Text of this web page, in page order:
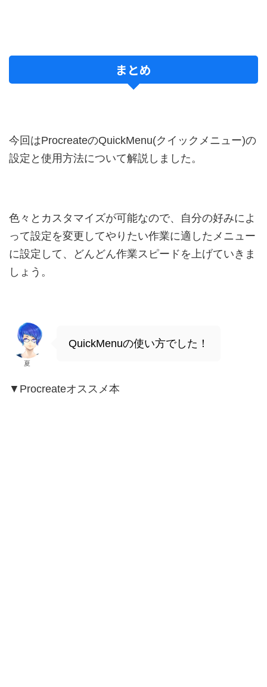
まとめ
今回はProcreateのQuickMenu(クイックメニュー)の
設定と使用方法について解説しました。
色々とカスタマイズが可能なので、自分の好みによ
って設定を変更してやりたい作業に適したメニュー
に設定して、どんどん作業スピードを上げていきま
しょう。
夏
QuickMenuの使い方でした！
▼Procreateオススメ本